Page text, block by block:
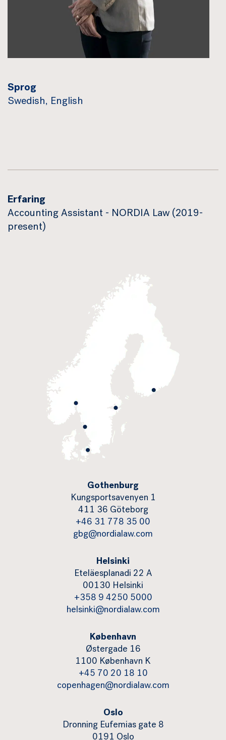
Sprog
Swedish, English
Erfaring
Accounting Assistant - NORDIA Law (2019-
present)
Gothenburg
Kungsportsavenyen 1
411 36 Göteborg
+46 31 778 35 00
gbg@nordialaw.com
Helsinki
Eteläesplanadi 22 A
00130 Helsinki
+358 9 4250 5000
helsinki@nordialaw.com
København
Østergade 16
1100 København K
+45 70 20 18 10
copenhagen@nordialaw.com
Oslo
Dronning Eufemias gate 8
0191 Oslo